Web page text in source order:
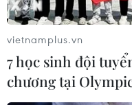
31/07/2026 04:02
50 năm quan hệ
giao nhân dân bắt
30/07/2026 23:00
vietnamplus.vn
7 học sinh đội
chương tại